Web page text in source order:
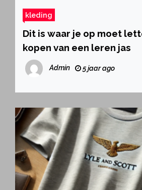
kleding
Dit is waar je op moet
kopen van een leren jas
Admin 5 jaar ago